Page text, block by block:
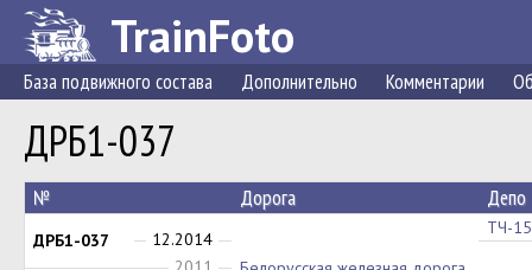
TrainFoto
База подвижного состава Дополнительно Комментарии
ДРБ1-037
№ Дорога Депо
ДРБ1-037
12.2014
ТЧ-